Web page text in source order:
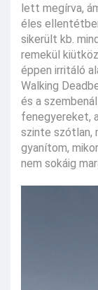
lett megírva,
éles
sikerült kb.
remekül
éppen irritáló
Walking
és a
fenegyereket,
szinte szótlan,
gyanítom,
nem sokáig